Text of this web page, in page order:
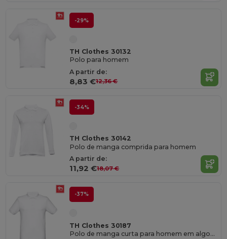
-29%
TH Clothes 30132
Polo para homem
A partir de:
8,83 €12,36 €
-34%
TH Clothes 30142
Polo de manga comprida para homem
A partir de:
11,92 €18,07 €
-37%
TH Clothes 30187
Polo de manga curta para homem em algodão cardado